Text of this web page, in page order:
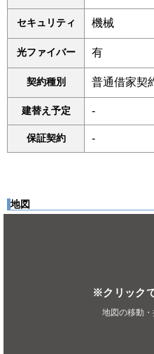
セキュリティ 機械
光ファイバー 有
契約種別 普通借家契
建替え予定 -
保証契約 -
地図
※クリック
地図の移動